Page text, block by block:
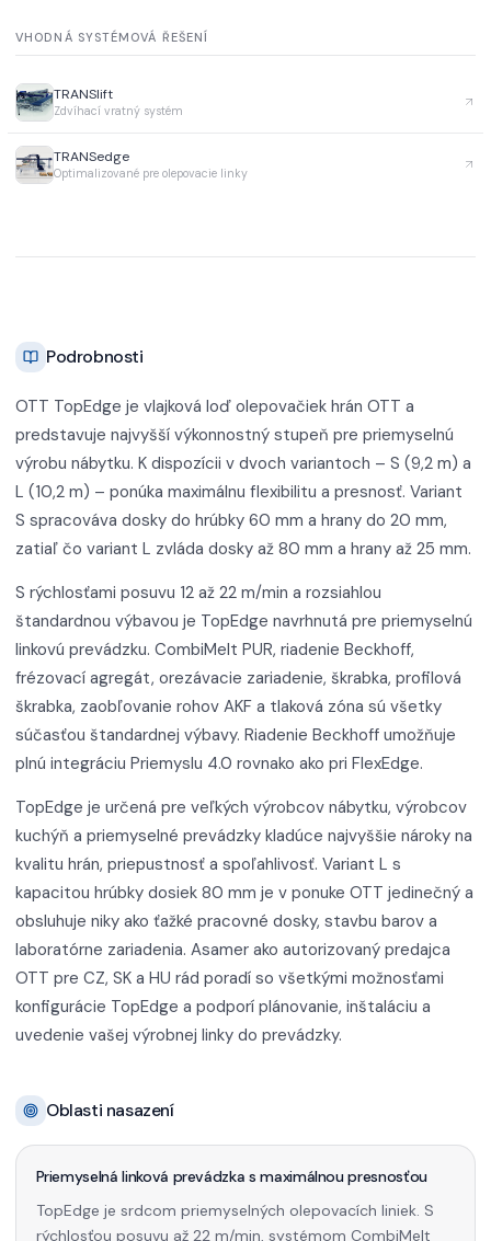
VHODNÁ SYSTÉMOVÁ ŘEŠENÍ
TRANSlift
Zdvíhací vratný systém
TRANSedge
Optimalizované pre olepovacie linky
Podrobnosti
OTT TopEdge je vlajková loď olepovačiek hrán OTT a
predstavuje najvyšší výkonnostný stupeň pre priemyselnú
výrobu nábytku. K dispozícii v dvoch variantoch – S (9,2 m) a
L (10,2 m) – ponúka maximálnu flexibilitu a presnosť. Variant
S spracováva dosky do hrúbky 60 mm a hrany do 20 mm,
zatiaľ čo variant L zvláda dosky až 80 mm a hrany až 25 mm.
S rýchlosťami posuvu 12 až 22 m/min a rozsiahlou
štandardnou výbavou je TopEdge navrhnutá pre priemyselnú
linkovú prevádzku. CombiMelt PUR, riadenie Beckhoff,
frézovací agregát, orezávacie zariadenie, škrabka, profilová
škrabka, zaobľovanie rohov AKF a tlaková zóna sú všetky
súčasťou štandardnej výbavy. Riadenie Beckhoff umožňuje
plnú integráciu Priemyslu 4.0 rovnako ako pri FlexEdge.
TopEdge je určená pre veľkých výrobcov nábytku, výrobcov
kuchýň a priemyselné prevádzky kladúce najvyššie nároky na
kvalitu hrán, priepustnosť a spoľahlivosť. Variant L s
kapacitou hrúbky dosiek 80 mm je v ponuke OTT jedinečný a
obsluhuje niky ako ťažké pracovné dosky, stavbu barov a
laboratórne zariadenia. Asamer ako autorizovaný predajca
OTT pre CZ, SK a HU rád poradí so všetkými možnosťami
konfigurácie TopEdge a podporí plánovanie, inštaláciu a
uvedenie vašej výrobnej linky do prevádzky.
Oblasti nasazení
Priemyselná linková prevádzka s maximálnou presnosťou
TopEdge je srdcom priemyselných olepovacích liniek. S
rýchlosťou posuvu až 22 m/min, systémom CombiMelt